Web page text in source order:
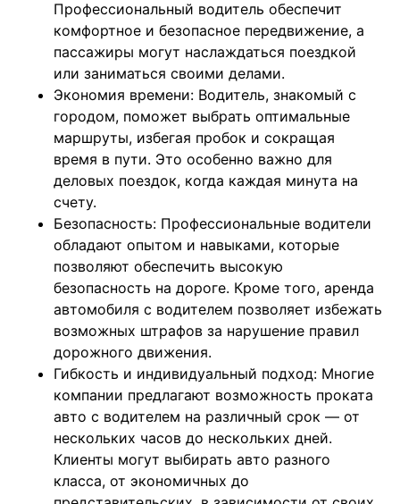
Профессиональный водитель обеспечит
комфортное и безопасное передвижение, а
пассажиры могут наслаждаться поездкой
или заниматься своими делами.
Экономия времени: Водитель, знакомый с
городом, поможет выбрать оптимальные
маршруты, избегая пробок и сокращая
время в пути. Это особенно важно для
деловых поездок, когда каждая минута на
счету.
Безопасность: Профессиональные водители
обладают опытом и навыками, которые
позволяют обеспечить высокую
безопасность на дороге. Кроме того, аренда
автомобиля с водителем позволяет избежать
возможных штрафов за нарушение правил
дорожного движения.
Гибкость и индивидуальный подход: Многие
компании предлагают возможность проката
авто с водителем на различный срок — от
нескольких часов до нескольких дней.
Клиенты могут выбирать авто разного
класса, от экономичных до